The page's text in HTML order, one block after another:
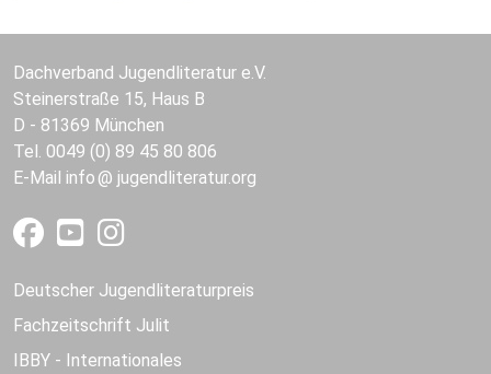
Dachverband Jugendliteratur e.V.
Steinerstraße 15, Haus B
D - 81369 München
Tel. 0049 (0) 89 45 80 806
E-Mail info jugendliteratur.org
Deutscher Jugendliteraturpreis
Fachzeitschrift Julit
IBBY - Internationales